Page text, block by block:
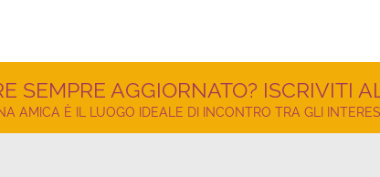
SEMPRE AGGIORNATO? ISCRIVITI
AMICA È IL LUOGO IDEALE DI INCONTRO TRA GLI